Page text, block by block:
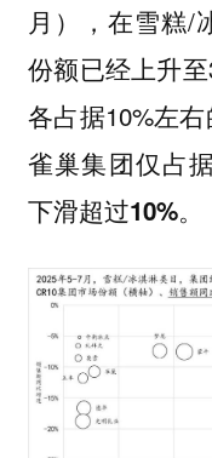
月），在雪糕/
份额已经上升
各占据10%左右
雀巢集团仅占
下滑超过10%。